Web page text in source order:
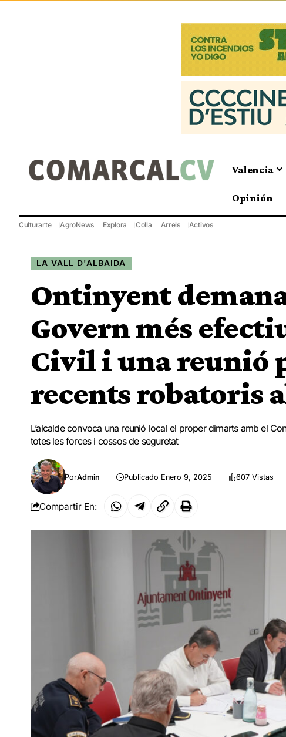
Valencia
Opinión
Culturarte AgroNews Explora Colla Arrels Activos
LA VALL D'ALBAIDA
Ontinyent
Govern més
Civil i una reunió
recents robatoris
L’alcalde convoca una reunió local el proper dimarts amb el
totes les forces i cossos de seguretat
PorAdmin Publicado Enero 9, 2025 607 Vistas
Compartir En: